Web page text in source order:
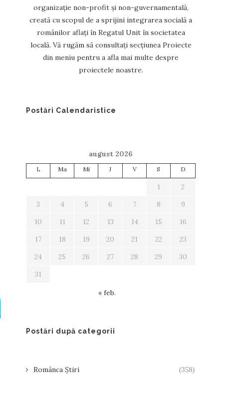
organizație non-profit și non-guvernamentală,
creată cu scopul de a sprijini integrarea socială a
românilor aflați în Regatul Unit în societatea
locală. Vă rugăm să consultați secțiunea Proiecte
din meniu pentru a afla mai multe despre
proiectele noastre.
Postări Calendaristice
august 2026
L Ma Mi J V S D
1
2
3
4 5 6 7 8
9
10
11 12 13 14 15
16
17
18 19 20 21 22
23
24
25 26 27 28 29
30
31
« feb.
Postări după categorii
Românca Știri (358)